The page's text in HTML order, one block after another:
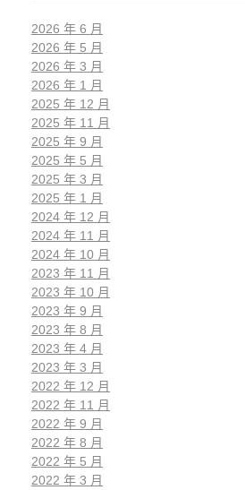
2026 年 6 月
2026 年 5 月
2026 年 3 月
2026 年 1 月
2025 年 12 月
2025 年 11 月
2025 年 9 月
2025 年 5 月
2025 年 3 月
2025 年 1 月
2024 年 12 月
2024 年 11 月
2024 年 10 月
2023 年 11 月
2023 年 10 月
2023 年 9 月
2023 年 8 月
2023 年 4 月
2023 年 3 月
2022 年 12 月
2022 年 11 月
2022 年 9 月
2022 年 8 月
2022 年 5 月
2022 年 3 月